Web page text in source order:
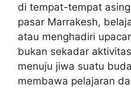
di tempat-tempat
pasar Marrakesh,
atau menghadiri
bukan sekadar
menuju jiwa suatu
membawa pelajaran